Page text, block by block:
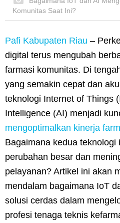
Komunitas Saat Ini?
Pafi Kabupaten Riau –
digital terus mengubah
farmasi komunitas. Di
yang semakin cepat dan
teknologi Internet of Things
Intelligence (AI) menjadi
mengoptimalkan kinerja
Bagaimana kedua teknologi
perubahan besar dan
pelayanan? Artikel ini akan
mendalam bagaimana IoT
solusi cerdas dalam
profesi tenaga teknis